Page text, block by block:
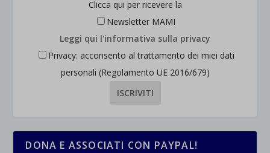
Clicca qui per ricevere la
Newsletter MAMI
Leggi qui l'informativa sulla privacy
Privacy: acconsento al trattamento dei miei dati
personali (Regolamento UE 2016/679)
DONA E ASSOCIATI CON PAYPAL!